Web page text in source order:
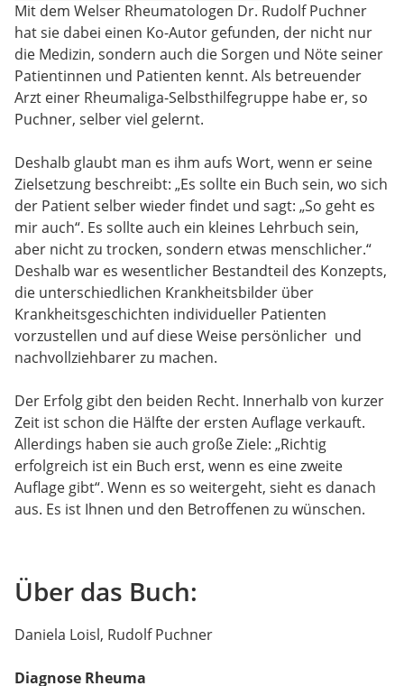
Mit dem Welser Rheumatologen Dr. Rudolf Puchner
hat sie dabei einen Ko-Autor gefunden, der nicht nur
die Medizin, sondern auch die Sorgen und Nöte seiner
Patientinnen und Patienten kennt. Als betreuender
Arzt einer Rheumaliga-Selbsthilfegruppe habe er, so
Puchner, selber viel gelernt.
Deshalb glaubt man es ihm aufs Wort, wenn er seine
Zielsetzung beschreibt: „Es sollte ein Buch sein, wo sich
der Patient selber wieder findet und sagt: „So geht es
mir auch“. Es sollte auch ein kleines Lehrbuch sein,
aber nicht zu trocken, sondern etwas menschlicher.“
Deshalb war es wesentlicher Bestandteil des Konzepts,
die unterschiedlichen Krankheitsbilder über
Krankheitsgeschichten individueller Patienten
vorzustellen und auf diese Weise persönlicher und
nachvollziehbarer zu machen.
Der Erfolg gibt den beiden Recht. Innerhalb von kurzer
Zeit ist schon die Hälfte der ersten Auflage verkauft.
Allerdings haben sie auch große Ziele: „Richtig
erfolgreich ist ein Buch erst, wenn es eine zweite
Auflage gibt“. Wenn es so weitergeht, sieht es danach
aus. Es ist Ihnen und den Betroffenen zu wünschen.
Über das Buch:
Daniela Loisl, Rudolf Puchner
Diagnose Rheuma